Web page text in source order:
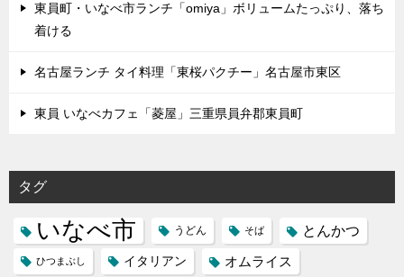
東員町・いなべ市ランチ「omiya」ボリュームたっぷり、落ち
着ける
名古屋ランチ タイ料理「東桜パクチー」名古屋市東区
東員 いなべカフェ「菱屋」三重県員弁郡東員町
タグ
いなべ市 うどん そば とんかつ
ひつまぶし イタリアン オムライス